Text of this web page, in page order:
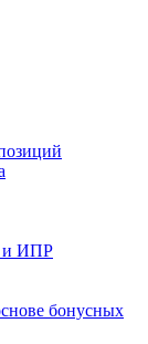
и ИПР
бонусных